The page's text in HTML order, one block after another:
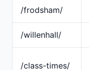
/frodsham/
/willenhall/
/class-times/